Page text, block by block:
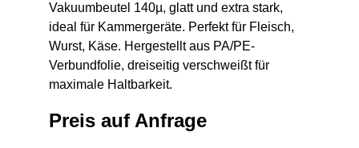
Vakuumbeutel 140µ, glatt und extra stark,
ideal für Kammergeräte. Perfekt für Fleisch,
Wurst, Käse. Hergestellt aus PA/PE-
Verbundfolie, dreiseitig verschweißt für
maximale Haltbarkeit.
Preis auf Anfrage